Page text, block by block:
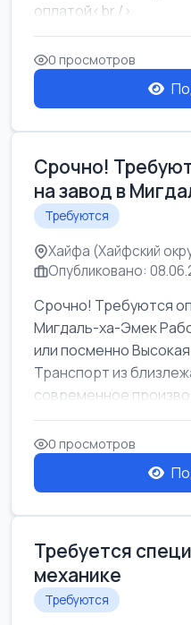
оплатой<br />
Свежие вакансии в
0 просмотров
Срочно!
на завод в
Требуются
Хайфа (Хайфский
Опубликовано:
Срочно! Требуются
Мигдаль-ха-Эмек
или посменно
Транспорт из
современное
0 просмотров
Требуется
механике
Требуются